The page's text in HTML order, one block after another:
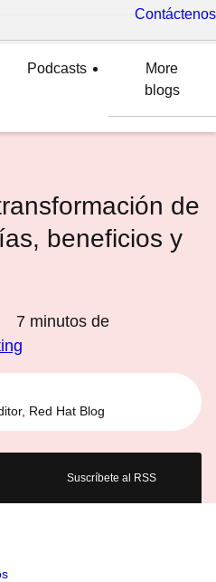
Contáctenos
Podcasts
More
blogs
de
beneficios y
7 minutos de
Red Hat Blog
Suscríbete al RSS